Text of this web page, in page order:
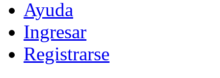
Ayuda
Ingresar
Registrarse